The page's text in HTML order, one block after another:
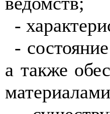
- характери
- состояние
а также